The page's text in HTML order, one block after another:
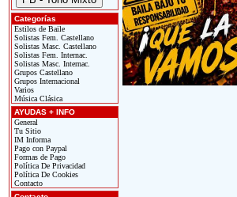
Categorías
Estilos de Baile
Solistas Fem. Castellano
Solistas Masc. Castellano
Solistas Fem. Internac.
Solistas Masc. Internac.
Grupos Castellano
Grupos Internacional
Varios
Música Clásica
AYUDAS + INFO
General
Tu Sitio
IM Informa
Pago con Paypal
Formas de Pago
Política De Privacidad
Política De Cookies
Contacto